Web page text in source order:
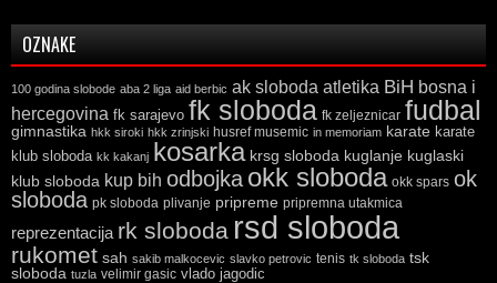
OZNAKE
100 godina slobode aba 2 liga aid berbic ak sloboda atletika BiH bosna i
hercegovina fk sarajevo fk sloboda fk zeljeznicar fudbal
gimnastika hkk siroki hkk zrinjski husref musemic in memoriam karate karate
klub sloboda kk kakanj kosarka krsg sloboda kuglanje kuglaski
klub sloboda kup bih odbojka okk sloboda okk spars ok
sloboda pk sloboda plivanje pripreme pripremna utakmica
reprezentacija rk sloboda rsd sloboda
rukomet sah sakib malkocevic slavko petrovic tenis tk sloboda tsk
sloboda tuzla velimir gasic vlado jagodic